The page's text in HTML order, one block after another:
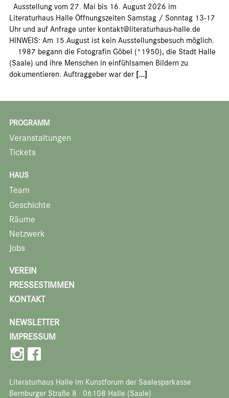
Ausstellung vom 27. Mai bis 16. August 2026 im
Literaturhaus Halle Öffnungszeiten Samstag / Sonntag 13-17
Uhr und auf Anfrage unter kontakt@literaturhaus-halle.de
HINWEIS: Am 15.August ist kein Ausstellungsbesuch möglich.
1987 begann die Fotografin Göbel (*1950), die Stadt Halle
(Saale) und ihre Menschen in einfühlsamen Bildern zu
dokumentieren. Auftraggeber war der [...]
PROGRAMM
Veranstaltungen
Tickets
HAUS
Team
Geschichte
Räume
Netzwerk
Jobs
VEREIN
PRESSESTIMMEN
KONTAKT
NEWSLETTER
IMPRESSUM
Literaturhaus Halle im Kunstforum der Saalesparkasse
Bernburger Straße 8 · 06108 Halle (Saale)